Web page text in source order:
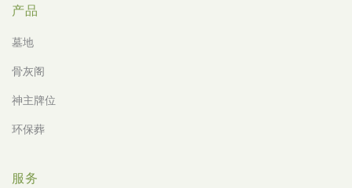
产品
墓地
骨灰阁
神主牌位
环保葬
服务